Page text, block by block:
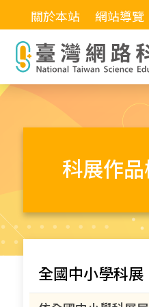
關於本站 網站導覽
科展作
全國中小學科展